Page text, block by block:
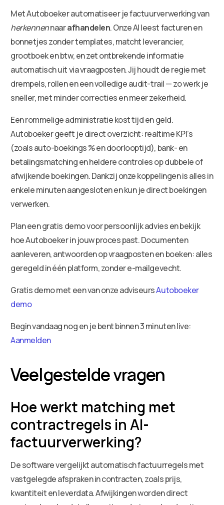
Met Autoboeker automatiseer je factuurverwerking van
herkennennaarafhandelen. Onze AI leest facturen en
bonnetjes zonder templates, matcht leverancier,
grootboek en btw, en zet ontbrekende informatie
automatisch uit via vraagposten. Jij houdt de regie met
drempels, rollen en een volledige audit-trail — zo werk je
sneller, met minder correcties en meer zekerheid.
Een rommelige administratie kost tijd en geld.
Autoboeker geeft je direct overzicht: realtime KPI’s
(zoals auto-boekings % en doorlooptijd), bank- en
betalingsmatching en heldere controles op dubbele of
afwijkende boekingen. Dankzij onze koppelingen is alles in
enkele minuten aangesloten en kun je direct boekingen
verwerken.
Plan een gratis demo voor persoonlijk advies en bekijk
hoe Autoboeker in jouw proces past. Documenten
aanleveren, antwoorden op vraagposten en boeken: alles
geregeld in één platform, zonder e-mailgevecht.
Gratis demo met een van onze adviseursAutoboeker
demo
Begin vandaag nog en je bent binnen 3 minuten live:
Aanmelden
Veelgestelde vragen
Hoe werkt matching met
contractregels in AI-
factuurverwerking?
De software vergelijkt automatisch factuurregels met
vastgelegde afspraken in contracten, zoals prijs,
kwantiteit en leverdata. Afwijkingen worden direct